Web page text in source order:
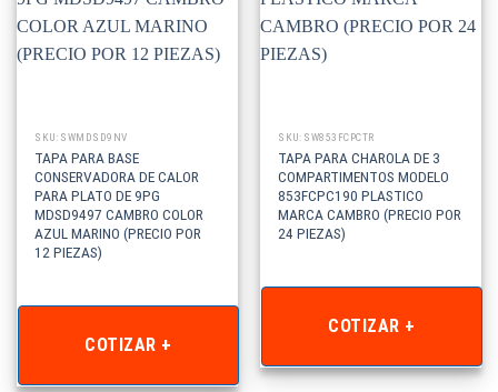
SKU: SWMDSD9NV
TAPA PARA BASE
CONSERVADORA DE CALOR
PARA PLATO DE 9PG
MDSD9497 CAMBRO COLOR
AZUL MARINO (PRECIO POR
12 PIEZAS)
COTIZAR +
SKU: SW853FCPCTR
TAPA PARA CHAROLA DE 3
COMPARTIMENTOS MODELO
853FCPC190 PLASTICO
MARCA CAMBRO (PRECIO POR
24 PIEZAS)
COTIZAR +